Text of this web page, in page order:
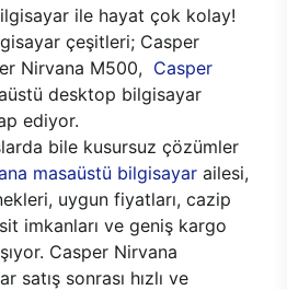
ile hayat çok kolay!
çeşitleri; Casper
Nirvana M500, Casper
desktop bilgisayar
ediyor.
bile kusursuz çözümler
masaüstü bilgisayar ailesi,
uygun fiyatları, cazip
imkanları ve geniş kargo
Casper Nirvana
satış sonrası hızlı ve